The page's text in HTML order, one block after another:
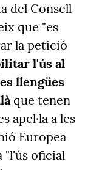
del Consell
que "es
la petició
l'ús al
llengües
que tenen
apel·la a les
Europea
"l'ús oficial